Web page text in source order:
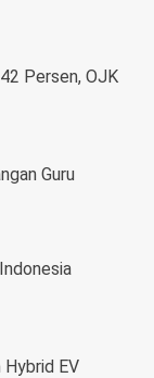
Persen, OJK
Guru
EV